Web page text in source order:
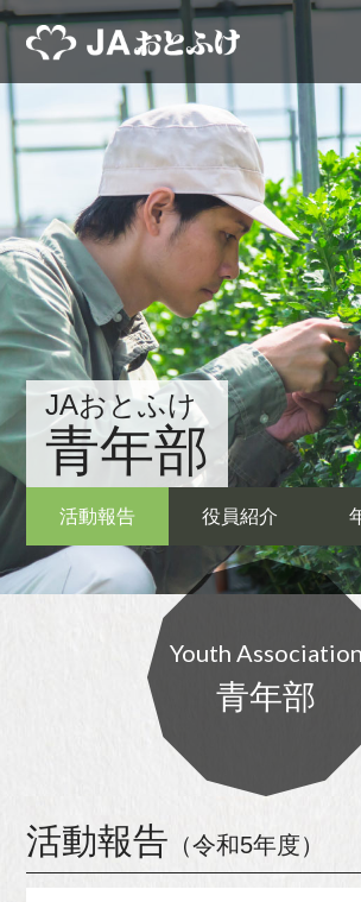
JAおとふけ
青年部
活動報告 役員紹介
Youth Association
青年部
活動報告 （令和5年度）